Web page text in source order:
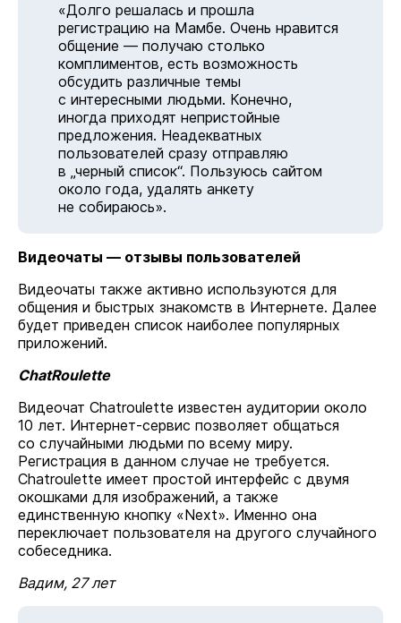
«Долго решалась и прошла
регистрацию на Мамбе. Очень нравится
общение — получаю столько
комплиментов, есть возможность
обсудить различные темы
с интересными людьми. Конечно,
иногда приходят непристойные
предложения. Неадекватных
пользователей сразу отправляю
в „черный список“. Пользуюсь сайтом
около года, удалять анкету
не собираюсь».
Видеочаты — отзывы пользователей
Видеочаты также активно используются для
общения и быстрых знакомств в Интернете. Далее
будет приведен список наиболее популярных
приложений.
ChatRoulette
Видеочат Chatroulette известен аудитории около
10 лет. Интернет-сервис позволяет общаться
со случайными людьми по всему миру.
Регистрация в данном случае не требуется.
Chatroulette имеет простой интерфейс с двумя
окошками для изображений, а также
единственную кнопку «Next». Именно она
переключает пользователя на другого случайного
собеседника.
Вадим, 27 лет